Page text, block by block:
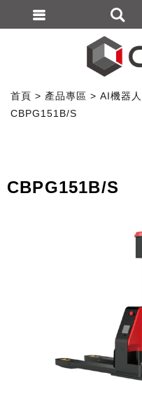
首頁 產品專區 AI機器人
CBPG151B/S
CBPG151B/S